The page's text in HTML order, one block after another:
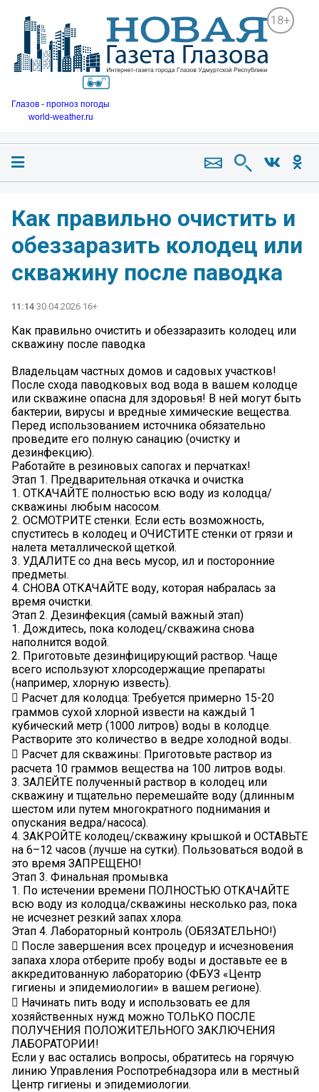
18+
Глазов - прогноз погоды
world-weather.ru
Как правильно очистить и
обеззаразить колодец или
скважину после паводка
11:14 30.04.2026 16+
Как правильно очистить и обеззаразить колодец или
скважину после паводка
Владельцам частных домов и садовых участков!
После схода паводковых вод вода в вашем колодце
или скважине опасна для здоровья! В ней могут быть
бактерии, вирусы и вредные химические вещества.
Перед использованием источника обязательно
проведите его полную санацию (очистку и
дезинфекцию).
Работайте в резиновых сапогах и перчатках!
Этап 1. Предварительная откачка и очистка
1. ОТКАЧАЙТЕ полностью всю воду из колодца/
скважины любым насосом.
2. ОСМОТРИТЕ стенки. Если есть возможность,
спуститесь в колодец и ОЧИСТИТЕ стенки от грязи и
налета металлической щеткой.
3. УДАЛИТЕ со дна весь мусор, ил и посторонние
предметы.
4. СНОВА ОТКАЧАЙТЕ воду, которая набралась за
время очистки.
Этап 2. Дезинфекция (самый важный этап)
1. Дождитесь, пока колодец/скважина снова
наполнится водой.
2. Приготовьте дезинфицирующий раствор. Чаще
всего используют хлорсодержащие препараты
(например, хлорную известь).
 Расчет для колодца: Требуется примерно 15-20
граммов сухой хлорной извести на каждый 1
кубический метр (1000 литров) воды в колодце.
Растворите это количество в ведре холодной воды.
 Расчет для скважины: Приготовьте раствор из
расчета 10 граммов вещества на 100 литров воды.
3. ЗАЛЕЙТЕ полученный раствор в колодец или
скважину и тщательно перемешайте воду (длинным
шестом или путем многократного поднимания и
опускания ведра/насоса).
4. ЗАКРОЙТЕ колодец/скважину крышкой и ОСТАВЬТЕ
на 6–12 часов (лучше на сутки). Пользоваться водой в
это время ЗАПРЕЩЕНО!
Этап 3. Финальная промывка
1. По истечении времени ПОЛНОСТЬЮ ОТКАЧАЙТЕ
всю воду из колодца/скважины несколько раз, пока
не исчезнет резкий запах хлора.
Этап 4. Лабораторный контроль (ОБЯЗАТЕЛЬНО!)
 После завершения всех процедур и исчезновения
запаха хлора отберите пробу воды и доставьте ее в
аккредитованную лабораторию (ФБУЗ «Центр
гигиены и эпидемиологии» в вашем регионе).
 Начинать пить воду и использовать ее для
хозяйственных нужд можно ТОЛЬКО ПОСЛЕ
ПОЛУЧЕНИЯ ПОЛОЖИТЕЛЬНОГО ЗАКЛЮЧЕНИЯ
ЛАБОРАТОРИИ!
Если у вас остались вопросы, обратитесь на горячую
линию Управления Роспотребнадзора или в местный
Центр гигиены и эпидемиологии.